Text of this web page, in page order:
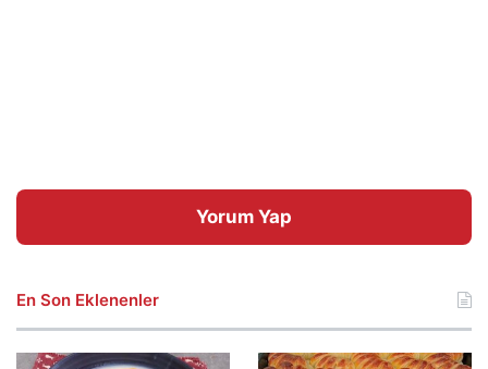
Yorum Yap
En Son Eklenenler